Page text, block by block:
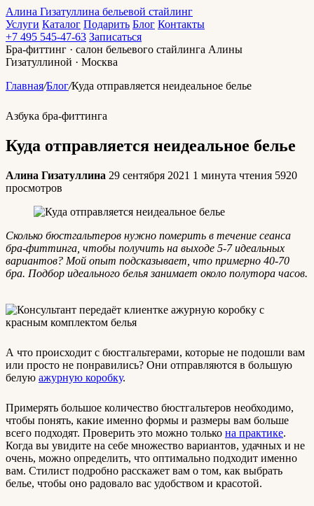
Алина Гизатуллина бельевой стайлинг
Услуги Каталог Подарить Блог Контакты
+7 495 545-47-63 Записаться
Бра-фиттинг · салон бельевого стайлинга Алины
Гизатуллиной · Москва
Главная/Блог/Куда отправляется неидеальное белье
Азбука бра-фиттинга
Куда отправляется неидеальное белье
Алина Гизатуллина 29 сентября 2021 1 минута чтения 5920
просмотров
Сколько бюстгальтеров нужно померить в течение сеанса
бра-фиттинга, чтобы получить на выходе 5-7 идеальных
вариантов? Мой опыт подсказывает, что примерно 40-70
бра. Подбор идеального белья занимает около полутора часов.
А что происходит с бюстгальтерами, которые не подошли вам
или просто не понравились? Они отправляются в большую
белую ажурную коробку.
Примерять большое количество бюстгальтеров необходимо,
чтобы понять, какие именно формы и размеры вам больше
всего подходят. Проверить это можно только на практике.
Когда вы увидите на себе множество вариантов, удачных и не
очень, можно определить, что оптимально подходит именно
вам. Стилист подробно расскажет вам о том, как выбрать
белье, чтобы оно радовало вас удобством и красотой.